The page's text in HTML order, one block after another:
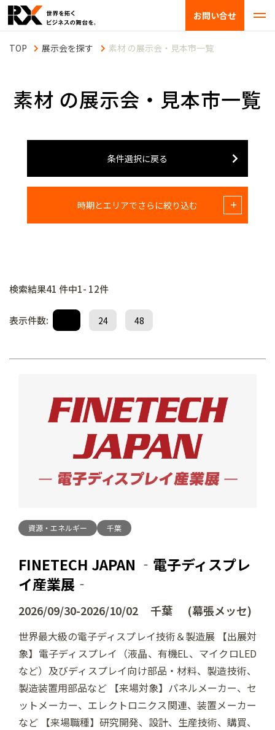
お問い合せ
展示会を探す 素材 の展示会・見本市一覧
素材 の展示会・見本市一覧
条件選択に戻る
時期とエリアでさらに絞り込む
検索結果41 件中1- 12件
表示件数: 24 48
資源・エネルギー 千葉
FINETECH JAPAN ‐電子ディスプレ
イ産業展‐
2026/09/30-2026/10/02 千葉 (幕張メッセ)
世界最大級の電子ディスプレイ技術＆製造展 【出展対
象】電子ディスプレイ（液晶、有機EL、マイクロLED
など）及びディスプレイ向け部品・材料、製造技術、
製造装置用部品など 【来場対象】パネルメーカー、セ
ットメーカー、エレクトロニクス関連、装置メーカー
など 【来場職種】研究開発、設計、生産技術、購買、